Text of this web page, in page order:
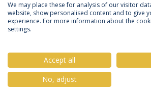
Política de Privacidade
Termos
© 2026 Universidade Católica
We may place these for analysis of our visitor
website, show personalised content and to give
experience. For more information about the
settings.
Accept all
No, adjust